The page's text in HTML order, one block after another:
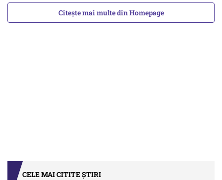
Citește mai multe din Homepage
CELE MAI CITITE ȘTIRI